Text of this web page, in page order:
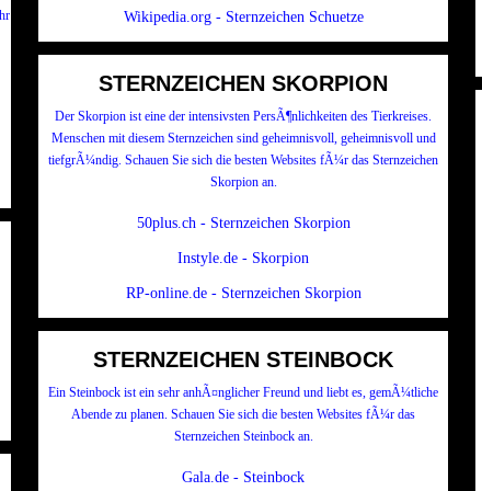
Wikipedia.org - Sternzeichen Schuetze
STERNZEICHEN SKORPION
Der Skorpion ist eine der intensivsten PersÃ¶nlichkeiten des Tierkreises.
Menschen mit diesem Sternzeichen sind geheimnisvoll, geheimnisvoll und
tiefgrÃ¼ndig. Schauen Sie sich die besten Websites fÃ¼r das Sternzeichen
Skorpion an.
50plus.ch - Sternzeichen Skorpion
Instyle.de - Skorpion
RP-online.de - Sternzeichen Skorpion
STERNZEICHEN STEINBOCK
Ein Steinbock ist ein sehr anhÃ¤nglicher Freund und liebt es, gemÃ¼tliche
Abende zu planen. Schauen Sie sich die besten Websites fÃ¼r das
Sternzeichen Steinbock an.
Gala.de - Steinbock